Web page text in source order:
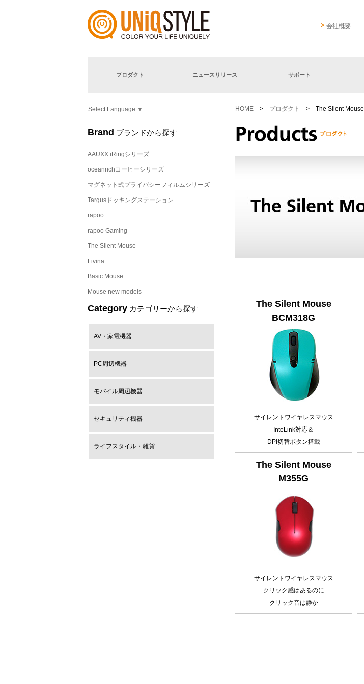
会社概要
プロダクト ニュースリリース サポート
Select Language ▼
Brand ブランドから探す
AAUXX iRingシリーズ
oceanrichコーヒーシリーズ
マグネット式プライバシーフィルムシリーズ
Targusドッキングステーション
rapoo
rapoo Gaming
The Silent Mouse
Livina
Basic Mouse
Mouse new models
Category カテゴリーから探す
AV・家電機器
PC周辺機器
モバイル周辺機器
セキュリティ機器
ライフスタイル・雑貨
HOME > プロダクト > The Silent Mouse
The Silent Mouse
BCM318G
サイレントワイヤレスマウス
InteLink対応＆
DPI切替ボタン搭載
The Silent Mouse
M355G
サイレントワイヤレスマウス
クリック感はあるのに
クリック音は静か